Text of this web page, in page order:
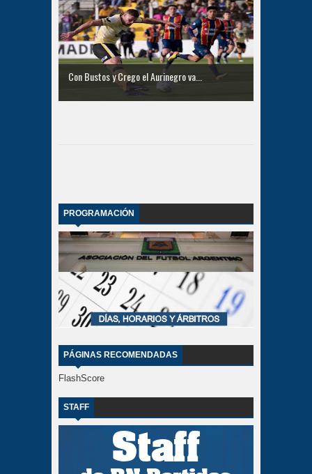
Con Bustos y Crego el Aurinegro va...
PROGRAMACIÓN
PÁGINAS RECOMENDADAS
FlashScore
STAFF